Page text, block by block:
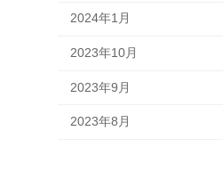
2024年1月
2023年10月
2023年9月
2023年8月